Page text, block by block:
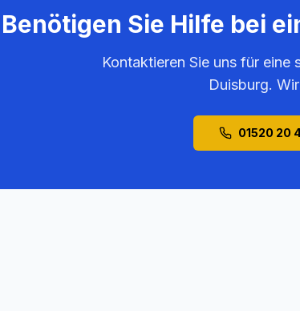
Benötigen Sie Hilfe bei
Kontaktieren Sie uns für
Duisburg.
01520 20